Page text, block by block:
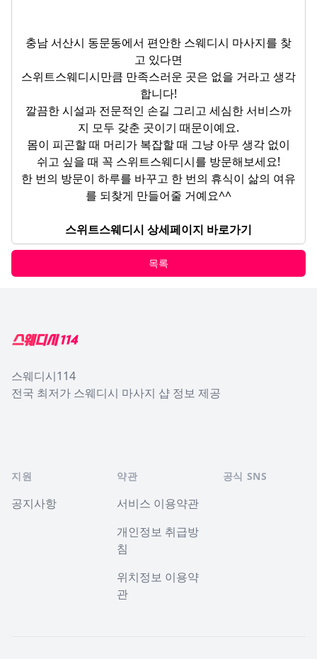
충남 서산시 동문동에서 편안한 스웨디시 마사지를 찾
고 있다면
스위트스웨디시만큼 만족스러운 곳은 없을 거라고 생각
합니다!
깔끔한 시설과 전문적인 손길 그리고 세심한 서비스까
지 모두 갖춘 곳이기 때문이예요.
몸이 피곤할 때 머리가 복잡할 때 그냥 아무 생각 없이
쉬고 싶을 때 꼭 스위트스웨디시를 방문해보세요!
한 번의 방문이 하루를 바꾸고 한 번의 휴식이 삶의 여유
를 되찾게 만들어줄 거예요^^
스위트스웨디시 상세페이지 바로가기
목록
스웨디시114
전국 최저가 스웨디시 마사지 샵 정보 제공
지원
공지사항
약관
서비스 이용약관
개인정보 취급방
침
위치정보 이용약
관
공식 SNS